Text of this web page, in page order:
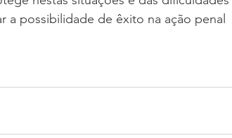
a possibilidade de êxito na ação penal